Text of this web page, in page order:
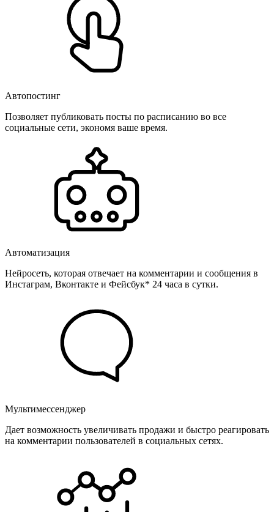
Автопостинг
Позволяет публиковать посты по расписанию во все
социальные сети, экономя ваше время.
Автоматизация
Нейросеть, которая отвечает на комментарии и сообщения в
Инстаграм, Вконтакте и Фейсбук* 24 часа в сутки.
Мультимессенджер
Дает возможность увеличивать продажи и быстро реагировать
на комментарии пользователей в социальных сетях.